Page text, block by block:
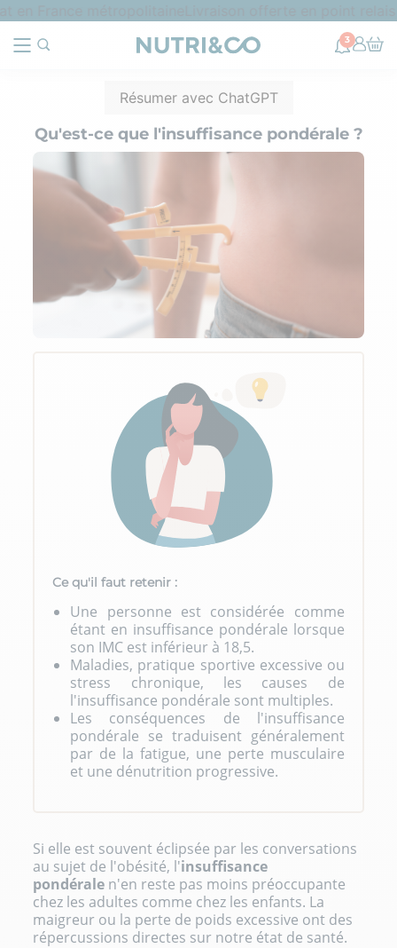
3
Résumer avec ChatGPT
Qu'est-ce que l'insuffisance pondérale ?
Ce qu'il faut retenir :
Une personne est considérée comme
étant en insuffisance pondérale lorsque
son IMC est inférieur à 18,5.
Maladies, pratique sportive excessive ou
stress chronique, les causes de
l'insuffisance pondérale sont multiples.
Les conséquences de l'insuffisance
pondérale se traduisent généralement
par de la fatigue, une perte musculaire
et une dénutrition progressive.
Si elle est souvent éclipsée par les conversations
au sujet de l'obésité, l'insuffisance
pondérale n'en reste pas moins préoccupante
chez les adultes comme chez les enfants. La
maigreur ou la perte de poids excessive ont des
répercussions directes sur notre état de santé.